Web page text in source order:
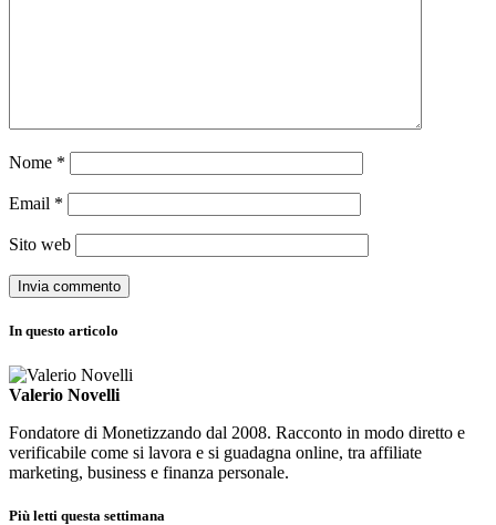
Nome *
Email *
Sito web
In questo articolo
Valerio Novelli
Fondatore di Monetizzando dal 2008. Racconto in modo diretto e
verificabile come si lavora e si guadagna online, tra affiliate
marketing, business e finanza personale.
Più letti questa settimana